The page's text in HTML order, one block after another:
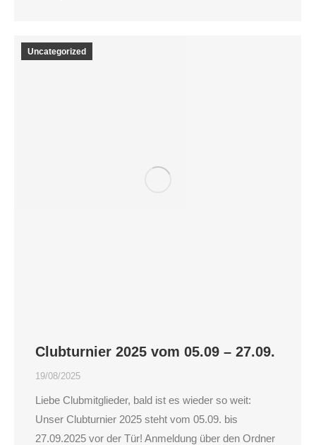
Uncategorized
Clubturnier 2025 vom 05.09 – 27.09.
19/08/2025
Liebe Clubmitglieder, bald ist es wieder so weit:
Unser Clubturnier 2025 steht vom 05.09. bis
27.09.2025 vor der Tür! Anmeldung über den Ordner